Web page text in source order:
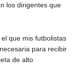
los dirigentes que
que mis futbolistas
para recibir
de alto